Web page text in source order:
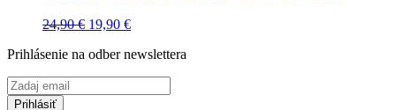
24,90€ Pôvodná
bola:
19,90 €Aktuálna
je:
Prihlásenie na odber newslettera